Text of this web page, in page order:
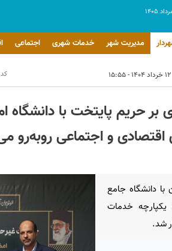
مدیریت شهر خدمات شهری اجتماعی
۱۲ خرداد ۱۴۰۴ - ۱۵:۵۵
بر حریم پایتخت با دانشگاه
و اجتماعی روبه‌رو
دانشگاه جامع
یکپارچه خدمات
شد.